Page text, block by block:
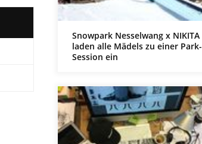
Snowpark Nesselwang x NIKITA
laden alle Mädels zu einer Park-
Session ein